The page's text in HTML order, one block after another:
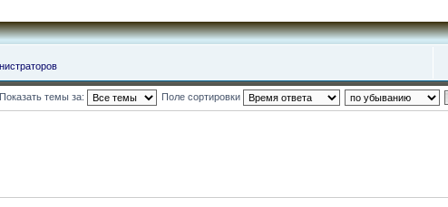
Показать темы за: Поле сортировки